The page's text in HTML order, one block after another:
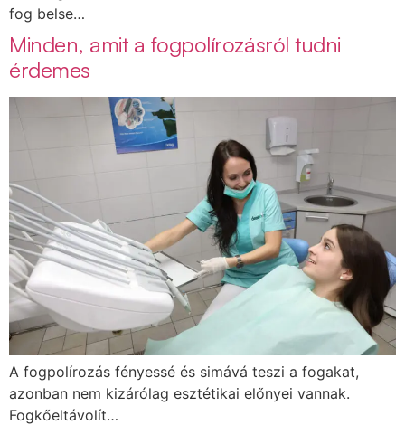
fog belse…
Minden, amit a fogpolírozásról tudni
érdemes
A fogpolírozás fényessé és simává teszi a fogakat,
azonban nem kizárólag esztétikai előnyei vannak.
Fogkőeltávolít…